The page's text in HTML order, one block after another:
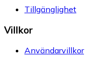
Tillgänglighet
Villkor
Användarvillkor